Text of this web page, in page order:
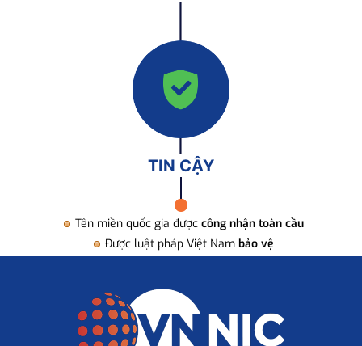
TIN CẬY
Tên miền quốc gia được công nhận toàn cầu
Được luật pháp Việt Nam bảo vệ